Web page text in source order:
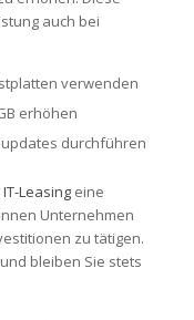
auch bei
verwenden
erhöhen
durchführen
IT-Leasingeine
Unternehmen
zu tätigen.
bleiben Sie stets